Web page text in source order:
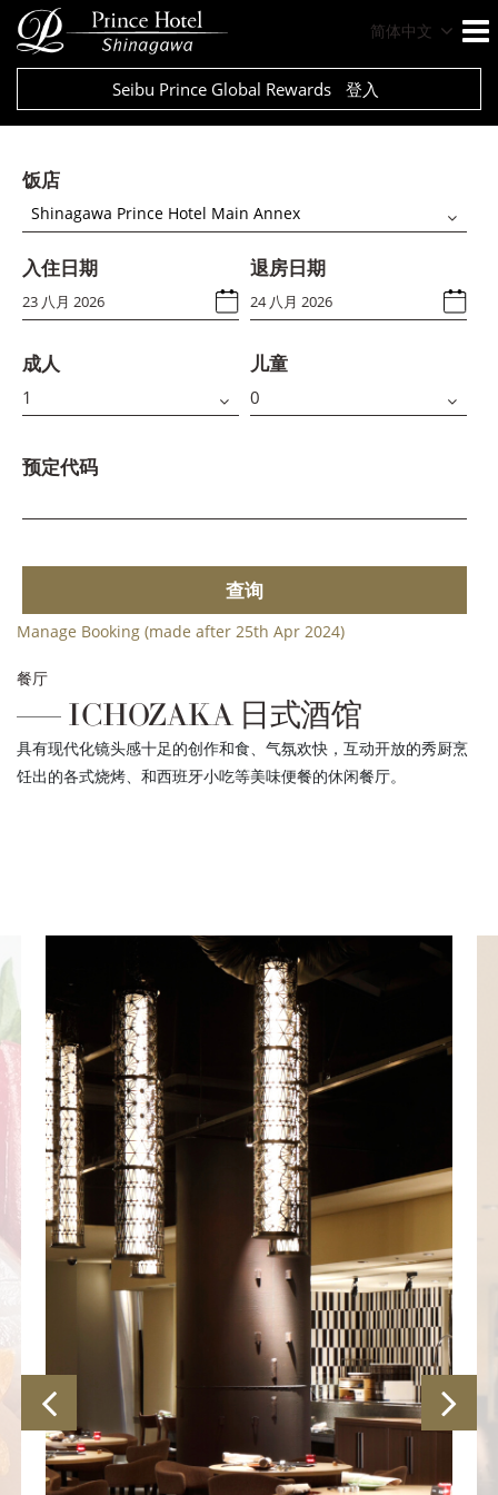
简体中文
Seibu Prince Global Rewards 登入
饭店
Shinagawa Prince Hotel Main Annex
入住日期 退房日期
成人 儿童
预定代码
查询
Manage Booking (made after 25th Apr 2024)
餐厅
ICHOZAKA 日式酒馆
具有现代化镜头感十足的创作和食、气氛欢快，互动开放的秀厨烹
饪出的各式烧烤、和西班牙小吃等美味便餐的休闲餐厅。